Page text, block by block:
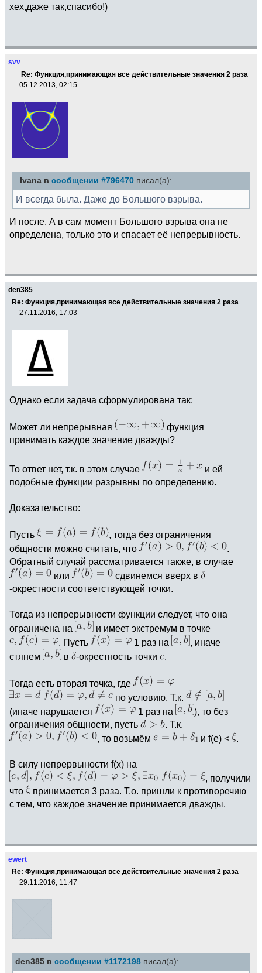
хех,даже так,спасибо!)
svv
Re: Функция,принимающая все действительные значения 2 раза
05.12.2013, 02:15
_Ivana в сообщении #796470 писал(а):
И всегда была. Даже до Большого взрыва.
И после. А в сам момент Большого взрыва она не
определена, только это и спасает её непрерывность.
den385
Re: Функция,принимающая все действительные значения 2 раза
27.11.2016, 17:03
Однако если задача сформулирована так:
Может ли непрерывная
функция
принимать каждое значение дважды?
То ответ нет, т.к. в этом случае
и ей
подобные функции разрывны по определению.
Доказательство:
Пусть
, тогда без ограничения
общности можно считать, что
.
Обратный случай рассматривается также, в случае
или
сдвинемся вверх в
-окрестности соответствующей точки.
Тогда из непрерывности функции следует, что она
ограничена на
и имеет экстремум в точке
. Пусть
1 раз на
, иначе
стянем
в -окрестность точки .
Тогда есть вторая точка, где
по условию. Т.к.
(иначе нарушается
1 раз на
), то без
ограничения общности, пусть
. Т.к.
, то возьмём
и f(e) < .
В силу непрервыности f(x) на
, получили
что
принимается 3 раза. Т.о. пришли к противоречию
с тем, что каждое значение принимается дважды.
ewert
Re: Функция,принимающая все действительные значения 2 раза
29.11.2016, 11:47
den385 в сообщении #1172198 писал(а):